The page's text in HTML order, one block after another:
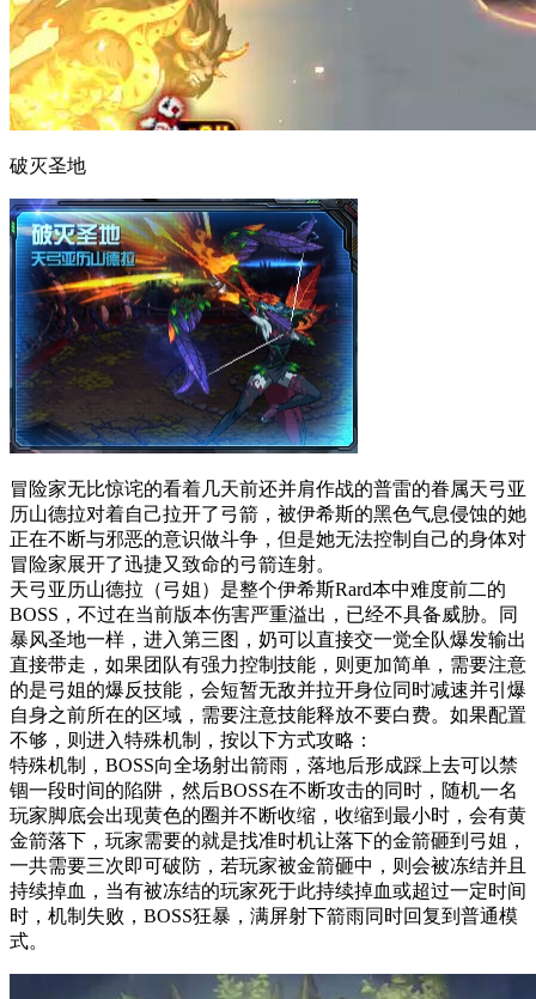
破灭圣地
冒险家无比惊诧的看着几天前还并肩作战的普雷的眷属天弓亚
历山德拉对着自己拉开了弓箭，被伊希斯的黑色气息侵蚀的她
正在不断与邪恶的意识做斗争，但是她无法控制自己的身体对
冒险家展开了迅捷又致命的弓箭连射。
天弓亚历山德拉（弓姐）是整个伊希斯Rard本中难度前二的
BOSS，不过在当前版本伤害严重溢出，已经不具备威胁。同
暴风圣地一样，进入第三图，奶可以直接交一觉全队爆发输出
直接带走，如果团队有强力控制技能，则更加简单，需要注意
的是弓姐的爆反技能，会短暂无敌并拉开身位同时减速并引爆
自身之前所在的区域，需要注意技能释放不要白费。如果配置
不够，则进入特殊机制，按以下方式攻略：
特殊机制，BOSS向全场射出箭雨，落地后形成踩上去可以禁
锢一段时间的陷阱，然后BOSS在不断攻击的同时，随机一名
玩家脚底会出现黄色的圈并不断收缩，收缩到最小时，会有黄
金箭落下，玩家需要的就是找准时机让落下的金箭砸到弓姐，
一共需要三次即可破防，若玩家被金箭砸中，则会被冻结并且
持续掉血，当有被冻结的玩家死于此持续掉血或超过一定时间
时，机制失败，BOSS狂暴，满屏射下箭雨同时回复到普通模
式。